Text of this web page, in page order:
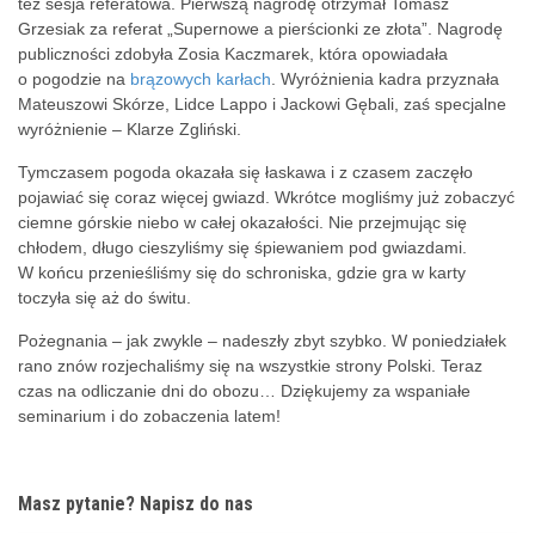
też sesja referatowa. Pierwszą nagrodę otrzymał Tomasz
Grzesiak za referat „Supernowe a pierścionki ze złota”. Nagrodę
publiczności zdobyła Zosia Kaczmarek, która opowiadała
o pogodzie na brązowych karłach. Wyróżnienia kadra przyznała
Mateuszowi Skórze, Lidce Lappo i Jackowi Gębali, zaś specjalne
wyróżnienie – Klarze Zgliński.
Tymczasem pogoda okazała się łaskawa i z czasem zaczęło
pojawiać się coraz więcej gwiazd. Wkrótce mogliśmy już zobaczyć
ciemne górskie niebo w całej okazałości. Nie przejmując się
chłodem, długo cieszyliśmy się śpiewaniem pod gwiazdami.
W końcu przenieśliśmy się do schroniska, gdzie gra w karty
toczyła się aż do świtu.
Pożegnania – jak zwykle – nadeszły zbyt szybko. W poniedziałek
rano znów rozjechaliśmy się na wszystkie strony Polski. Teraz
czas na odliczanie dni do obozu… Dziękujemy za wspaniałe
seminarium i do zobaczenia latem!
Masz pytanie? Napisz do nas